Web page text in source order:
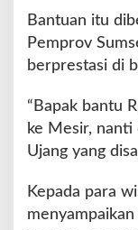
Bantuan itu
Pemprov
berprestasi di
“Bapak bantu
ke Mesir, nanti
Ujang yang
Kepada para